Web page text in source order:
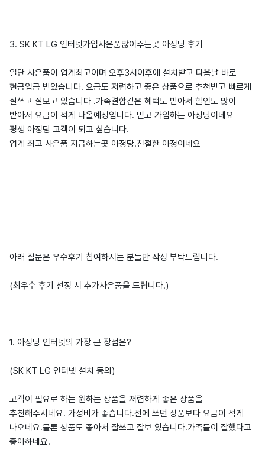
3. SK KT LG 인터넷가입사은품많이주는곳 아정당 후기
일단 사은품이 업계최고이며 오후3시이후에 설치받고 다음날 바로
현금입금 받았습니다. 요금도 저렴하고 좋은 상품으로 추천받고 빠르게
잘쓰고 잘보고 있습니다 .가족결합같은 혜택도 받아서 할인도 많이
받아서 요금이 적게 나올예정입니다. 믿고 가입하는 아정당이네요
평생 아정당 고객이 되고 싶습니다.
업계 최고 사은품 지급하는곳 아정당.친절한 아정이네요
아래 질문은 우수후기 참여하시는 분들만 작성 부탁드립니다.
(최우수 후기 선정 시 추가사은품을 드립니다.)
1. 아정당 인터넷의 가장 큰 장점은?
(SK KT LG 인터넷 설치 등의)
고객이 필요로 하는 원하는 상품을 저렴하게 좋은 상품을
추천해주시네요. 가성비가 좋습니다.전에 쓰던 상품보다 요금이 적게
나오네요.물론 상품도 좋아서 잘쓰고 잘보 있습니다.가족들이 잘했다고
좋아하네요.